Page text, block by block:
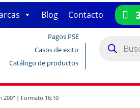
Blog Contacto
Pagos PSE
Casos de exito
Catálogo de productos
productos
200″ | Formato 16:10